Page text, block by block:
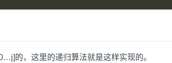
的，这里的递归算法就是这样实现的。